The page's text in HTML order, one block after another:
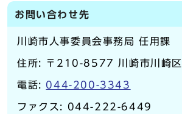
お問い合わせ先
川崎市人事委員会事務局 任用課
住所: 〒210-8577 川崎市川崎区
電話: 044-200-3343
ファクス: 044-222-6449